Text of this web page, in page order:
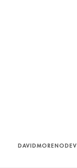
DAVIDMORENODEV